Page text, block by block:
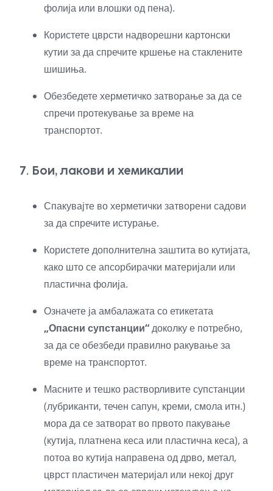
фолија или влошки од пена).
Користете цврсти надворешни картонски
кутии за да спречите кршење на стаклените
шишиња.
Обезбедете херметичко затворање за да се
спречи протекување за време на
транспортот.
7. Бои, лакови и хемикалии
Спакувајте во херметички затворени садови
за да спречите истурање.
Користете дополнителна заштита во кутијата,
како што се апсорбирачки материјали или
пластична фолија.
Означете ја амбалажата со етикетата
„Опасни супстанции“доколку е потребно,
за да се обезбеди правилно ракување за
време на транспортот.
Масните и тешко растворливите супстанции
(лубриканти, течен сапун, креми, смола итн.)
мора да се затворат во првото пакување
(кутија, платнена кеса или пластична кеса), а
потоа во кутија направена од дрво, метал,
цврст пластичен материјал или некој друг